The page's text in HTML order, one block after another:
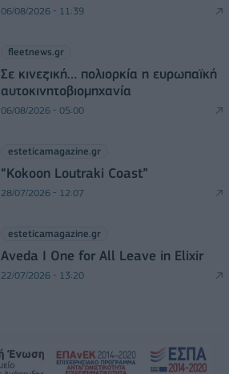
06/08/2026 - 11:39
fleetnews.gr
Σε κινεζική… πολιορκία η ευρωπαϊκή
αυτοκινητοβιομηχανία
06/08/2026 - 05:00
esteticamagazine.gr
“Kokoon Loutraki Coast”
28/07/2026 - 12:07
esteticamagazine.gr
Aveda I One for All Leave in Elixir
22/07/2026 - 13:20